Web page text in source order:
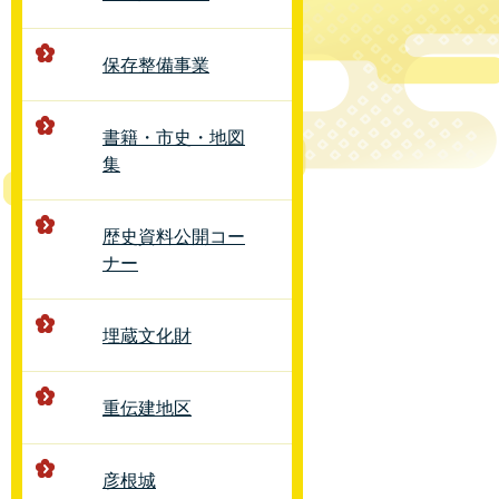
保存整備事業
書籍・市史・地図
集
歴史資料公開コー
ナー
埋蔵文化財
重伝建地区
彦根城